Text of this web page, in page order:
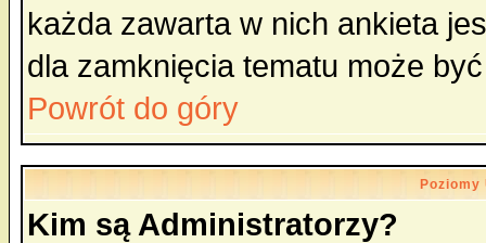
każda zawarta w nich ankieta
dla zamknięcia tematu może
Powrót do góry
Kim są Administratorzy?